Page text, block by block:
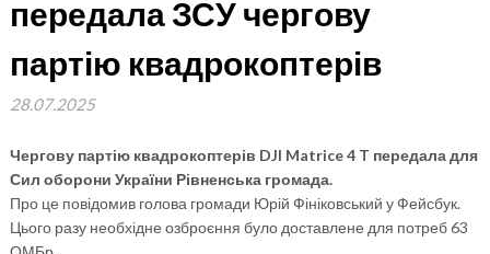
передала ЗСУ чергову
партію квадрокоптерів
28.07.2025
Чергову партію квадрокоптерів DJI Matrice 4 T передала для
Сил оборони України Рівненська громада.
Про це повідомив голова громади Юрій Фініковський у Фейсбук.
Цього разу необхідне озброєння було доставлене для потреб 63